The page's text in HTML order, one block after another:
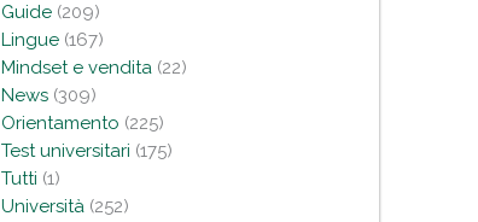
Guide(209)
Lingue(167)
Mindset e vendita(22)
News(309)
Orientamento (225)
Test universitari (175)
Tutti (1)
Università(252)